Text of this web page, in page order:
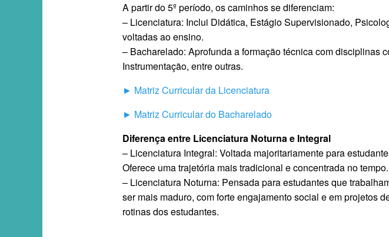
A partir do 5º período, os caminhos se diferenciam:
– Licenciatura: Inclui Didática, Estágio Supervisionado,
voltadas ao ensino.
– Bacharelado: Aprofunda a formação técnica com disciplinas
Instrumentação, entre outras.
► Matriz Curricular da Licenciatura
► Matriz Curricular do Bacharelado
Diferença entre Licenciatura Noturna e Integral
– Licenciatura Integral: Voltada majoritariamente para
Oferece uma trajetória mais tradicional e concentrada no tempo.
– Licenciatura Noturna: Pensada para estudantes que
ser mais maduro, com forte engajamento social e em projetos
rotinas dos estudantes.